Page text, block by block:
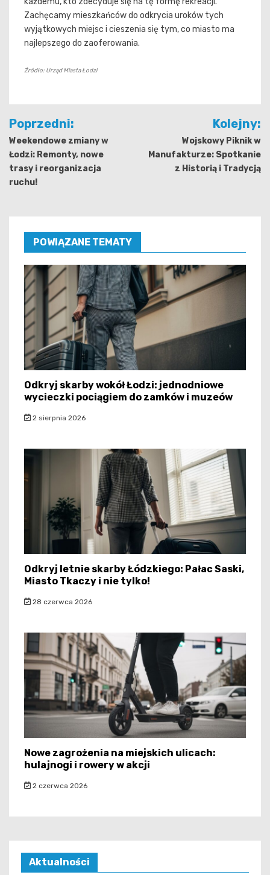
Zachęcamy mieszkańców do odkrycia uroków tych
wyjątkowych miejsc i cieszenia się tym, co miasto ma
najlepszego do zaoferowania.
Źródło: Urząd Miasta Łodzi
Nawigacja
wpisu
Poprzedni:
Weekendowe zmiany w
Łodzi: Remonty, nowe
trasy i reorganizacja
ruchu!
Kolejny:
Wojskowy Piknik w
Manufakturze: Spotkanie
z Historią i Tradycją
POWIĄZANE TEMATY
Odkryj skarby wokół Łodzi: jednodniowe
wycieczki pociągiem do zamków i muzeów
2 sierpnia 2026
Odkryj letnie skarby Łódzkiego: Pałac Saski,
Miasto Tkaczy i nie tylko!
28 czerwca 2026
Nowe zagrożenia na miejskich ulicach:
hulajnogi i rowery w akcji
2 czerwca 2026
Aktualności